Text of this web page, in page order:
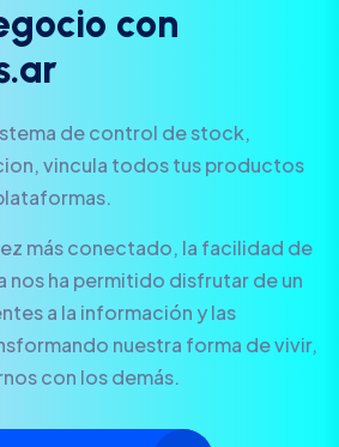
gocio con
.ar
de control de stock,
vincula todos tus productos
más conectado, la facilidad de
nos ha permitido disfrutar de un
a la información y las
nuestra forma de vivir,
con los demás.